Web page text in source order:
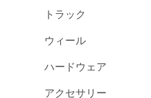
トラック
ウィール
ハードウェア
アクセサリー